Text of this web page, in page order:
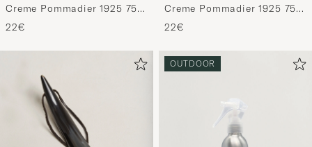
Creme Pommadier 1925 75
ml Mahogany
22€
Creme Pommadier 1925 75
ml Medium Brown
22€
OUTDOOR